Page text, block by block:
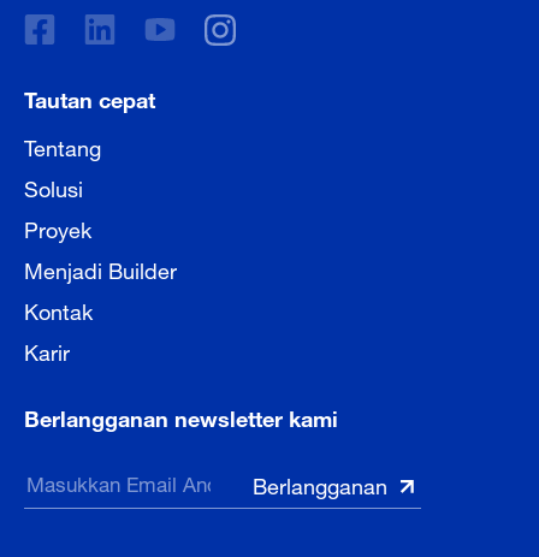
Tautan cepat
Tentang
Solusi
Proyek
Menjadi Builder
Kontak
Karir
Berlangganan newsletter kami